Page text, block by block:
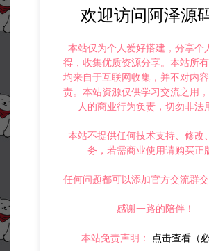
欢迎访问阿泽源
本站仅为个人爱好搭建，分享个
得，收集优质资源分享。本站所
均来自于互联网收集，并不对内
责。本站资源仅供学习交流之用
人的商业行为负责，切勿非法
本站不提供任何技术支持、修改
务，若需商业使用请购买正
任何问题都可以添加官方交流群交
感谢一路的陪伴！
本站免责声明： 点击查看（必